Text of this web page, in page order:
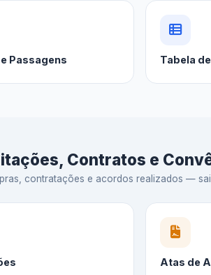
Passagens Tabela
Contratos e
contratações e acordos realizados —
Atas de